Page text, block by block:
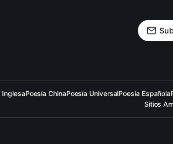
InglesaPoesía ChinaPoesía UniversalPoesía Española
Sitios